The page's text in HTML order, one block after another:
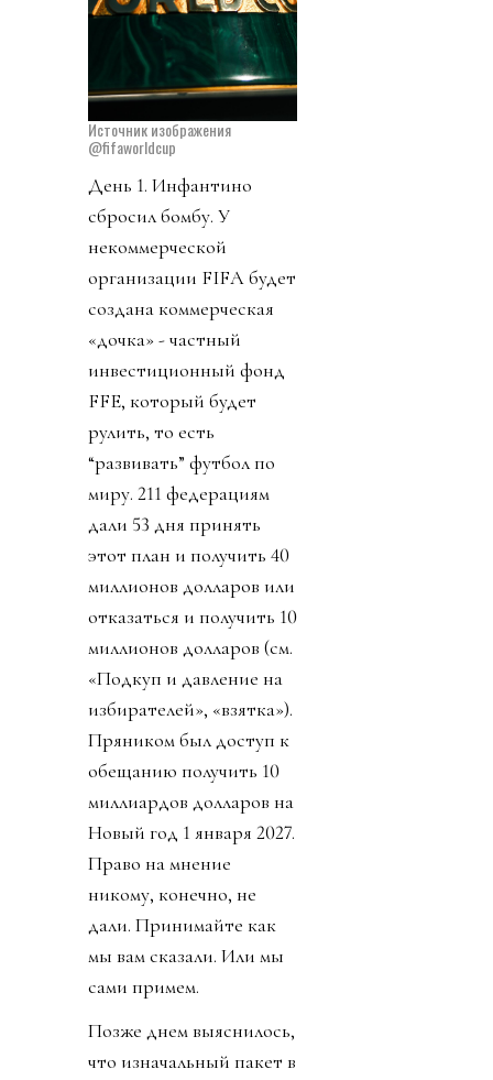
Источник изображения
@fifaworldcup
День 1. Инфантино
сбросил бомбу. У
некоммерческой
организации FIFA будет
создана коммерческая
«дочка» - частный
инвестиционный фонд
FFE, который будет
рулить, то есть
“развивать” футбол по
миру. 211 федерациям
дали 53 дня принять
этот план и получить 40
миллионов долларов или
отказаться и получить 10
миллионов долларов (см.
«Подкуп и давление на
избирателей», «взятка»).
Пряником был доступ к
обещанию получить 10
миллиардов долларов на
Новый год 1 января 2027.
Право на мнение
никому, конечно, не
дали. Принимайте как
мы вам сказали. Или мы
сами примем.
Позже днем выяснилось,
что изначальный пакет в